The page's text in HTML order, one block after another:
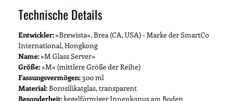
Technische Details
Entwickler:»Brewista«, Brea (CA, USA) - Marke der SmartCo
International, Hongkong
Name:»M Glass Server«
Größe:»M« (mittlere Größe der Reihe)
Fassungsvermögen:300 ml
Material:Borosilikatglas, transparent
Besonderheit:kegelförmiger Innenkonus am Boden